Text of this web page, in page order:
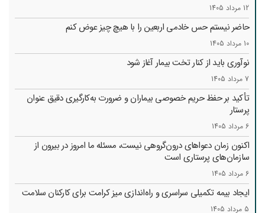
12 مرداد 1405
حاضر نیستم حس خادمی اربعین را با هیچ چیز عوض کنم
10 مرداد 1405
نوآوری باید از کنار تخت بیمار آغاز شود
7 مرداد 1405
تأکید بر حفظ حریم خصوصی بیماران و ضرورت به‌کارگیری دقیق عنوان
پرستار
6 مرداد 1405
اکنون زمان دعواهای درون‌گروهی نیست، مسئله ما امروز در بیرون از
سازمان‌های پرستاری است
6 مرداد 1405
ایجاد بیمه تکمیلی سراسری و راه‌اندازی میز کرامت برای کارکنان سلامت
5 مرداد 1405